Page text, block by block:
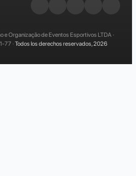
e Organização de Eventos Esportivos LTDA ·
77 · Todos los derechos reservados, 2026